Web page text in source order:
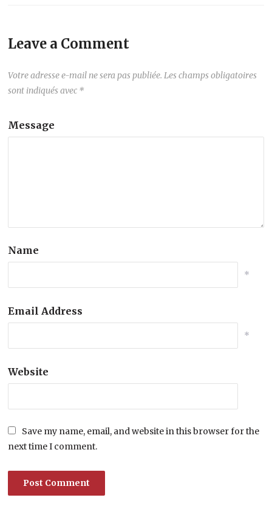
Leave a Comment
Votre adresse e-mail ne sera pas publiée. Les champs obligatoires
sont indiqués avec *
Message
Name
*
Email Address
*
Website
Save my name, email, and website in this browser for the
next time I comment.